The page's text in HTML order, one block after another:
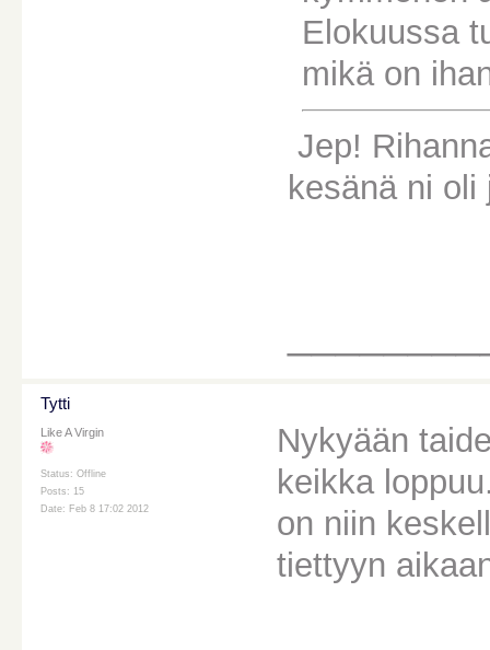
Elokuussa
mikä on
Jep!
kesänä ni oli
Tytti
Like A Virgin
Status: Offline
Posts: 15
Date: Feb 8 17:02 2012
Nykyään
keikka
on niin
tiettyyn